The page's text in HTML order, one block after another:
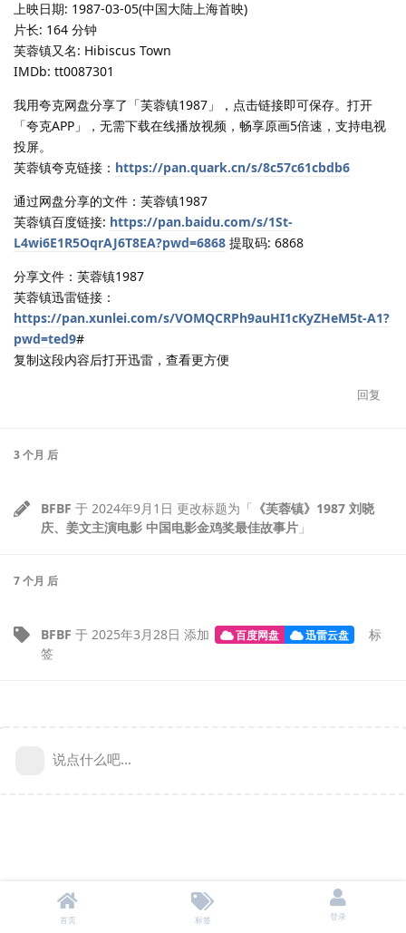
上映日期: 1987-03-05(中国大陆上海首映)
片长: 164 分钟
芙蓉镇又名: Hibiscus Town
IMDb: tt0087301
我用夸克网盘分享了「芙蓉镇1987」，点击链接即可保存。打开
「夸克APP」，无需下载在线播放视频，畅享原画5倍速，支持电视
投屏。
芙蓉镇夸克链接： https://pan.quark.cn/s/8c57c61cbdb6
通过网盘分享的文件：芙蓉镇1987
芙蓉镇百度链接: https://pan.baidu.com/s/1St-
L4wi6E1R5OqrAJ6T8EA?pwd=6868 提取码: 6868
分享文件：芙蓉镇1987
芙蓉镇迅雷链接：
https://pan.xunlei.com/s/VOMQCRPh9auHI1cKyZHeM5t-A1?
pwd=ted9#
复制这段内容后打开迅雷，查看更方便
回复
3 个月 后
BFBF 于 2024年9月1日 更改标题为「 《芙蓉镇》1987 刘晓
庆、姜文主演电影 中国电影金鸡奖最佳故事片 」
7 个月 后
BFBF 于 2025年3月28日 添加 百度网盘 迅雷云盘
标
签
说点什么吧...
首页 标签 登录